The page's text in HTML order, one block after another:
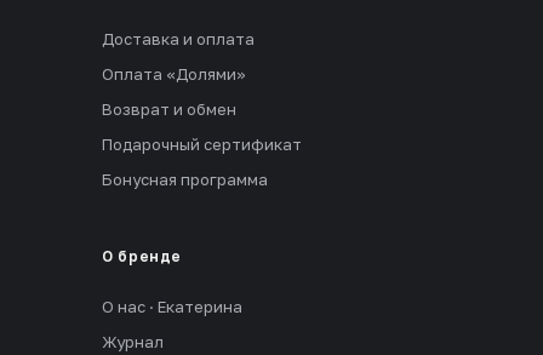
Доставка и оплата
Оплата «Долями»
Возврат и обмен
Подарочный сертификат
Бонусная программа
О бренде
О нас · Екатерина
Журнал